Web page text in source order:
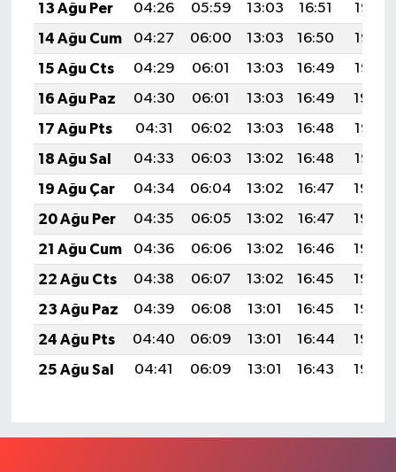
13 Ağu Per
04:26 05:59 13:03 16:51
19:58
14 Ağu Cum
04:27 06:00 13:03 16:50
19:57
15 Ağu Cts
04:29 06:01 13:03 16:49
19:56
16 Ağu Paz
04:30 06:01 13:03 16:49
19:54
17 Ağu Pts
04:31 06:02 13:03 16:48
19:53
18 Ağu Sal
04:33 06:03 13:02 16:48
19:52
19 Ağu Çar
04:34 06:04 13:02 16:47
19:50
20 Ağu Per
04:35 06:05 13:02 16:47
19:49
21 Ağu Cum
04:36 06:06 13:02 16:46
19:48
22 Ağu Cts
04:38 06:07 13:02 16:45
19:46
23 Ağu Paz
04:39 06:08 13:01 16:45
19:45
24 Ağu Pts
04:40 06:09 13:01 16:44
19:44
25 Ağu Sal
04:41 06:09 13:01 16:43 19:42